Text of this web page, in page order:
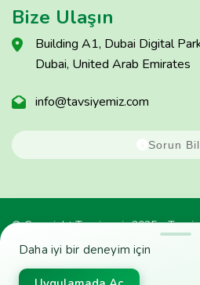
Daha iyi bir deneyim için
Bize Ulaşın
Building A1, Dubai Digital
Dubai, United Arab Emirates
info@tavsiyemiz.com
Sorun
© Copyright Tavsiyemiz 2025 -